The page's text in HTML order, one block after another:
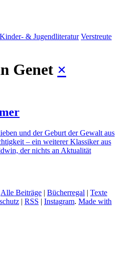
Kinder- & Jugendliteratur Verstreute
Genet ×
und der Geburt der Gewalt aus
– ein weiterer Klassiker aus
der nichts an Aktualität
Alle Beiträge | Bücherregal | Texte
| RSS | Instagram. Made with